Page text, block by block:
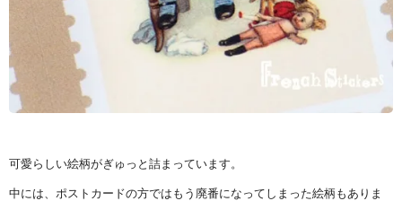
可愛らしい絵柄がぎゅっと詰まっています。
中には、ポストカードの方ではもう廃番になってしまった絵柄もありま